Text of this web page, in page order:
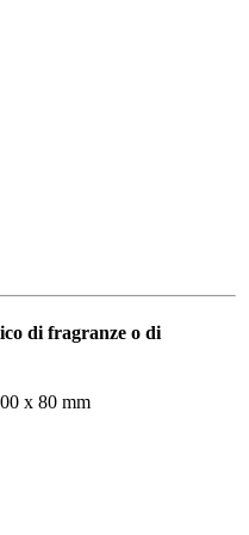
di fragranze o di
x 80 mm